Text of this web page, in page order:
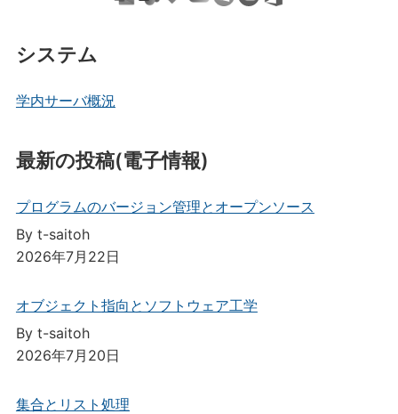
システム
学内サーバ概況
最新の投稿(電子情報)
プログラムのバージョン管理とオープンソース
By t-saitoh
2026年7月22日
オブジェクト指向とソフトウェア工学
By t-saitoh
2026年7月20日
集合とリスト処理